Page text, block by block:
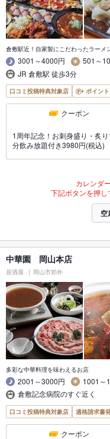
倉敷駅近！自家製にこだわったラーメ
3001～4000円
501～
JR 倉敷駅 徒歩3分
口コミ投稿特典対象店 ポイン
クーポン
1周年記念！お刺身盛り・炙
分飲み放題付き3980円(税込)
カレンダ
下記ボタンを押し
空
中華園 岡山本店
居酒屋 岡山市郊外
多彩な中華料理を味わえるお店
2001～3000円
1001～
倉敷記念病院のすぐ近く
口コミ投稿特典対象店 適格請求書
クーポン